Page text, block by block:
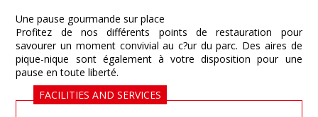
Une pause gourmande sur place
Profitez de nos différents points de restauration pour
savourer un moment convivial au c?ur du parc. Des aires de
pique-nique sont également à votre disposition pour une
pause en toute liberté.
FACILITIES AND SERVICES